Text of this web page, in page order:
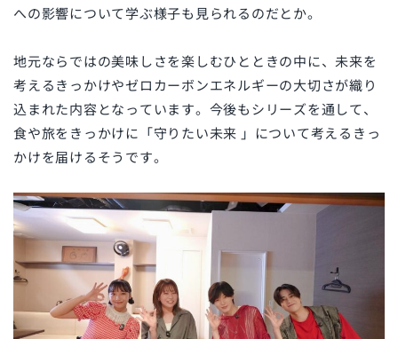
への影響について学ぶ様子も見られるのだとか。
地元ならではの美味しさを楽しむひとときの中に、未来を
考えるきっかけやゼロカーボンエネルギーの大切さが織り
込まれた内容となっています。今後もシリーズを通して、
食や旅をきっかけに「守りたい未来 」について考えるきっ
かけを届けるそうです。